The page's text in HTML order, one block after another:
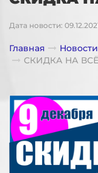
Дата новости:
Главная Новости
СКИДКА НА